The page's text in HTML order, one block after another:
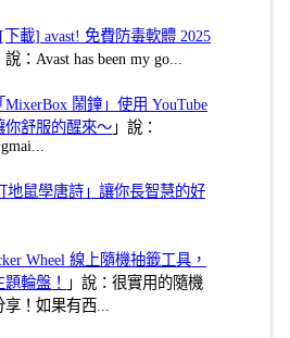
[下載] avast! 免費防毒軟體 2025
說：Avast has been my go...
「MixerBox 鬧鐘」使用 YouTube
你舒服的醒來～ 」說：
地鼠學唐詩」讓你長智慧的好
Wheel 線上隨機抽籤工具，
輪盤！
」說：很實用的隨機
！如果有西...